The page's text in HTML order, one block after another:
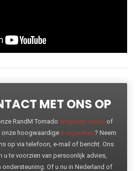
MET ONS OP
RandM Tornado wegwerp vapes of
onze hoogwaardige e-sigaretten? Neem
op via telefoon, e-mail of bericht. Ons
u te voorzien van persoonlijk advies,
Of u nu in Nederland of